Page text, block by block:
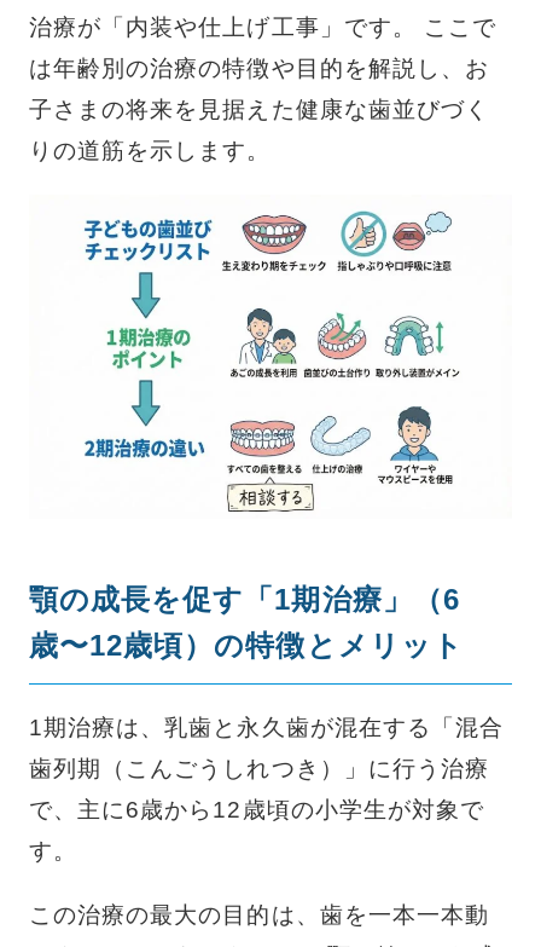
治療が「内装や仕上げ工事」です。 ここで
は年齢別の治療の特徴や目的を解説し、お
子さまの将来を見据えた健康な歯並びづく
りの道筋を示します。
顎の成長を促す「1期治療」（6
歳〜12歳頃）の特徴とメリット
1期治療は、乳歯と永久歯が混在する「混合
歯列期（こんごうしれつき）」に行う治療
で、主に6歳から12歳頃の小学生が対象で
す。
この治療の最大の目的は、歯を一本一本動